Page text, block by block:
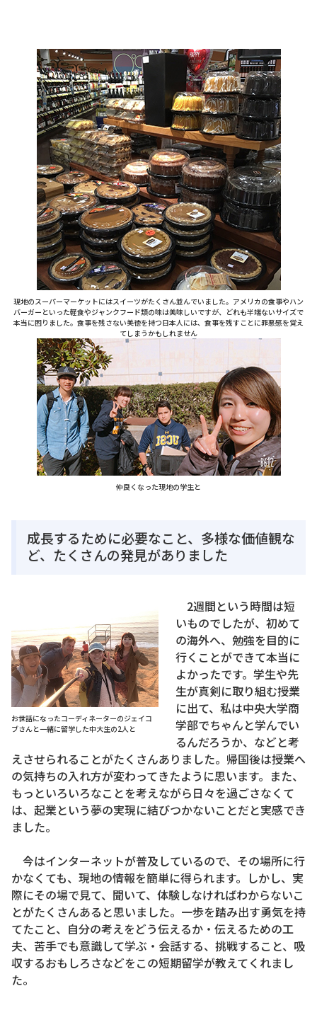
現地のスーパーマーケットにはスイーツがたくさん並んでいました。アメリカの食事やハン
バーガーといった軽食やジャンクフード類の味は美味しいですが、どれも半端ないサイズで
本当に困りました。食事を残さない美徳を持つ日本人には、食事を残すことに罪悪感を覚え
てしまうかもしれません
仲良くなった現地の学生と
成長するために必要なこと、多様な価値観な
ど、たくさんの発見がありました
お世話になったコーディネーターのジェイコ
ブさんと一緒に留学した中大生の2人と
2週間という時間は短
いものでしたが、初めて
の海外へ、勉強を目的に
行くことができて本当に
よかったです。学生や先
生が真剣に取り組む授業
に出て、私は中央大学商
学部でちゃんと学んでい
るんだろうか、などと考
えさせられることがたくさんありました。帰国後は授業へ
の気持ちの入れ方が変わってきたように思います。また、
もっといろいろなことを考えながら日々を過ごさなくて
は、起業という夢の実現に結びつかないことだと実感でき
ました。
今はインターネットが普及しているので、その場所に行
かなくても、現地の情報を簡単に得られます。しかし、実
際にその場で見て、聞いて、体験しなければわからないこ
とがたくさんあると思いました。一歩を踏み出す勇気を持
てたこと、自分の考えをどう伝えるか・伝えるための工
夫、苦手でも意識して学ぶ・会話する、挑戦すること、吸
収するおもしろさなどをこの短期留学が教えてくれまし
た。